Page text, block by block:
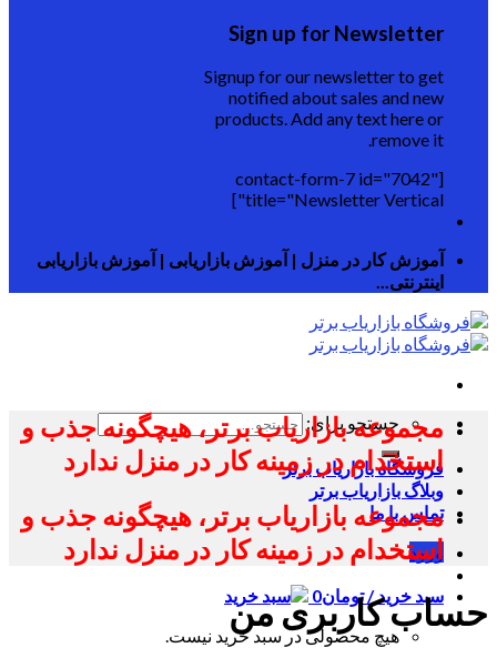
Sign up for Newsletter
Signup for our newsletter to get
notified about sales and new
products. Add any text here or
remove it.
[contact-form-7 id="7042"
title="Newsletter Vertical"]
آموزش کار در منزل | آموزش بازاریابی | آموزش بازاریابی
اینترنتی...
جستجو برای:
فروشگاه بازاریاب برتر
وبلاگ بازاریاب برتر
تماس با ما
ورود
سبد خرید /تومان0
هیچ محصولی در سبد خرید نیست.
مجموعه بازاریاب برتر، هیچگونه جذب و
استخدام در زمینه کار در منزل ندارد
مجموعه بازاریاب برتر، هیچگونه جذب و
استخدام در زمینه کار در منزل ندارد
حساب کاربری من